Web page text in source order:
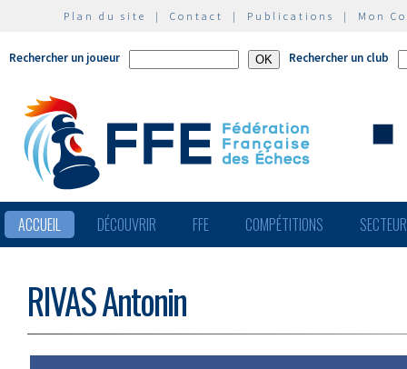
Plan du site | Contact | Publications | Mon
Rechercher un joueur Rechercher un club
ACCUEIL DÉCOUVRIR FFE COMPÉTITIONS
RIVAS Antonin